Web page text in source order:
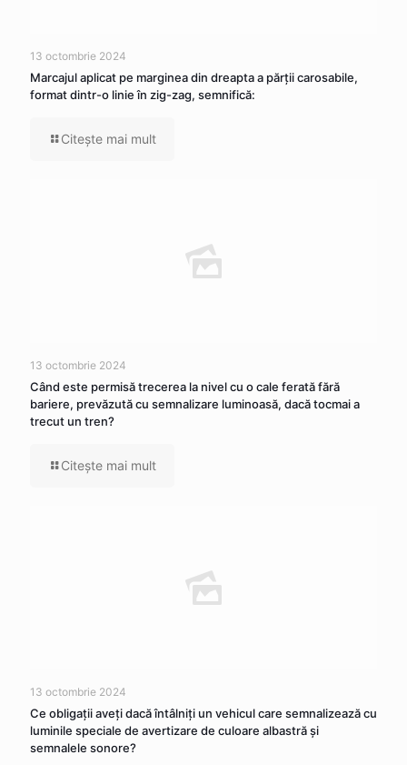
13 octombrie 2024
Marcajul aplicat pe marginea din dreapta a părţii carosabile,
format dintr-o linie în zig-zag, semnifică:
Citeşte mai mult
13 octombrie 2024
Când este permisă trecerea la nivel cu o cale ferată fără
bariere, prevăzută cu semnalizare luminoasă, dacă tocmai a
trecut un tren?
Citeşte mai mult
13 octombrie 2024
Ce obligaţii aveţi dacă întâlniţi un vehicul care semnalizează cu
luminile speciale de avertizare de culoare albastră şi
semnalele sonore?